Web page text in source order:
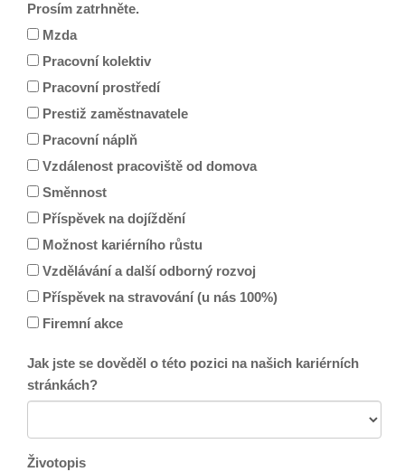
Prosím zatrhněte.
Mzda
Pracovní kolektiv
Pracovní prostředí
Prestiž zaměstnavatele
Pracovní náplň
Vzdálenost pracoviště od domova
Směnnost
Příspěvek na dojíždění
Možnost kariérního růstu
Vzdělávání a další odborný rozvoj
Příspěvek na stravování (u nás 100%)
Firemní akce
Jak jste se dověděl o této pozici na našich kariérních
stránkách?
Životopis